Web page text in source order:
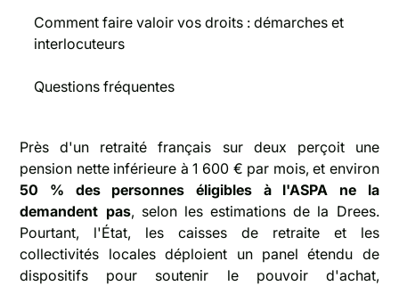
Comment faire valoir vos droits : démarches et
interlocuteurs
Questions fréquentes
Près d'un retraité français sur deux perçoit une
pension nette inférieure à 1 600 € par mois, et environ
50 % des personnes éligibles à l'ASPA ne la
demandent pas, selon les estimations de la Drees.
Pourtant, l'État, les caisses de retraite et les
collectivités locales déploient un panel étendu de
dispositifs pour soutenir le pouvoir d'achat,